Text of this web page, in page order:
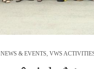
NEWS & EVENTS VWS